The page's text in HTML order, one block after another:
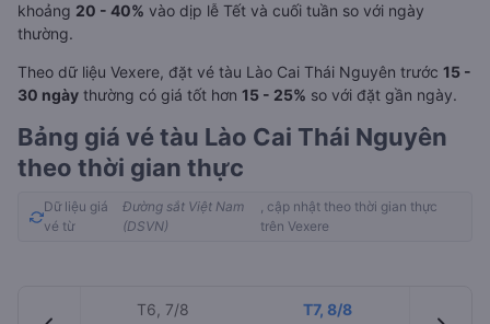
khoảng 20 - 40% vào dịp lễ Tết và cuối tuần so với ngày
thường.
Theo dữ liệu Vexere, đặt vé tàu Lào Cai Thái Nguyên trước 15 -
30 ngày thường có giá tốt hơn 15 - 25% so với đặt gần ngày.
Bảng giá vé tàu Lào Cai Thái Nguyên
theo thời gian thực
Dữ liệu giá
vé từ
Đường sắt Việt Nam
(DSVN)
, cập nhật theo thời gian thực
trên Vexere
T6, 7/8 T7, 8/8